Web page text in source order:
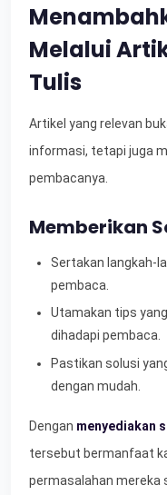
Melalui
Tulis
Artikel yang relevan
informasi, tetapi juga
pembacanya.
Memberikan
Sertakan langkah-
pembaca.
Utamakan tips
dihadapi pembaca.
Pastikan solusi
dengan mudah.
Dengan menyediakan
tersebut bermanfaat
permasalahan mereka